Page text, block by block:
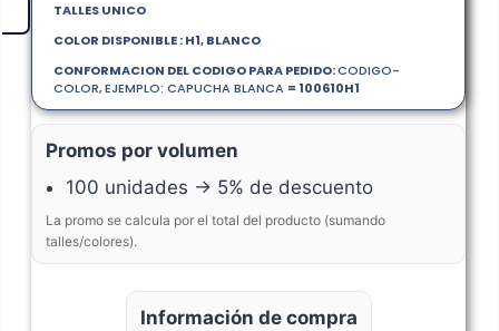
TALLES UNICO
COLOR DISPONIBLE : H1, BLANCO
CONFORMACION DEL CODIGO PARA PEDIDO:CODIGO-
COLOR, EJEMPLO: CAPUCHA BLANCA = 100610H1
Promos por volumen
100 unidades → 5% de descuento
La promo se calcula por el total del producto (sumando
talles/colores).
Información de compra